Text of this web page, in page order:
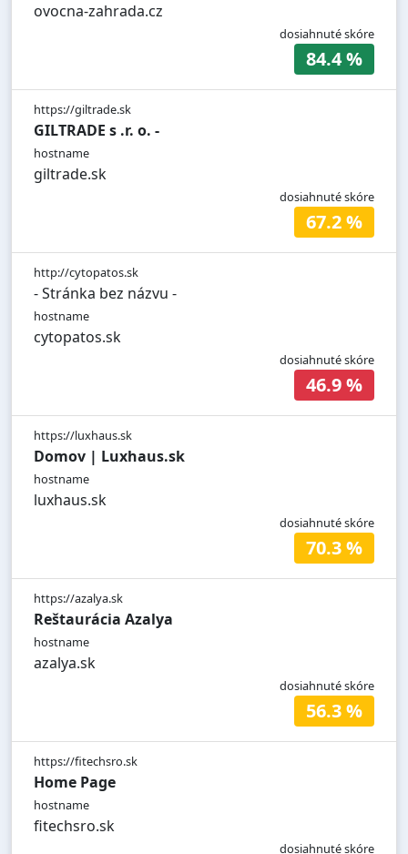
ovocna-zahrada.cz
dosiahnuté skóre
84.4 %
https://giltrade.sk
GILTRADE s .r. o. -
hostname
giltrade.sk
dosiahnuté skóre
67.2 %
http://cytopatos.sk
- Stránka bez názvu -
hostname
cytopatos.sk
dosiahnuté skóre
46.9 %
https://luxhaus.sk
Domov | Luxhaus.sk
hostname
luxhaus.sk
dosiahnuté skóre
70.3 %
https://azalya.sk
Reštaurácia Azalya
hostname
azalya.sk
dosiahnuté skóre
56.3 %
https://fitechsro.sk
Home Page
hostname
fitechsro.sk
dosiahnuté skóre